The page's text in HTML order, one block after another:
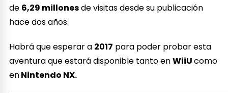
de 6,29 millonesde visitas desde su publicación
hace dos años.
Habrá que esperar a 2017 para poder probar esta
aventura que estará disponible tanto enWiiUcomo
enNintendo NX.